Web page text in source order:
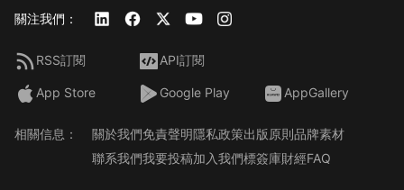
關注我們：
RSS訂閱 API訂閱
App Store Google Play AppGallery
相關信息： 關於我們免責聲明隱私政策出版原則品牌素材
聯系我們我要投稿加入我們標簽庫財經FAQ